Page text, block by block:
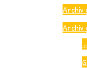
Archiv
Archiv